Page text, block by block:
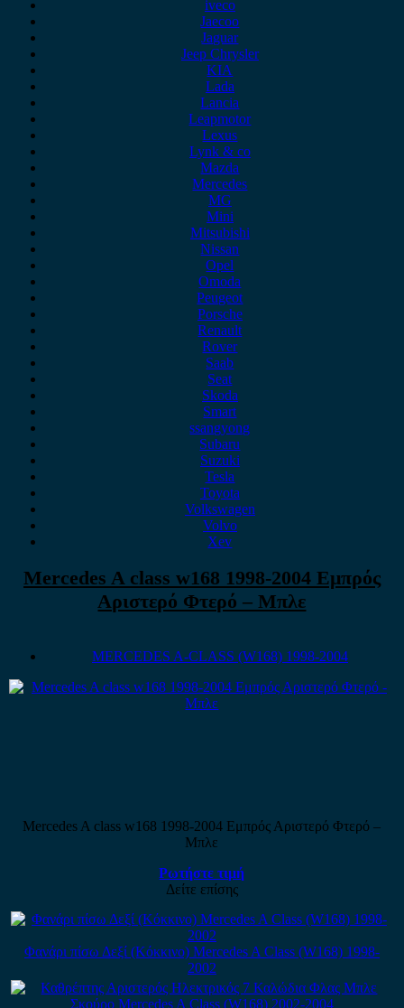
iveco
Jaecoo
Jaguar
Jeep Chrysler
KIA
Lada
Lancia
Leapmotor
Lexus
Lynk & co
Mazda
Mercedes
MG
Mini
Mitsubishi
Nissan
Opel
Omoda
Peugeot
Porsche
Renault
Rover
Saab
Seat
Skoda
Smart
ssangyong
Subaru
Suzuki
Tesla
Toyota
Volkswagen
Volvo
Xev
Mercedes A class w168 1998-2004 Εμπρός
Αριστερό Φτερό – Μπλε
MERCEDES A-CLASS (W168) 1998-2004
Mercedes A class w168 1998-2004 Εμπρός Αριστερό Φτερό –
Μπλε
Ρωτήστε τιμή
Δείτε επίσης
Φανάρι πίσω Δεξί (Κόκκινο) Mercedes A Class (W168) 1998-
2002